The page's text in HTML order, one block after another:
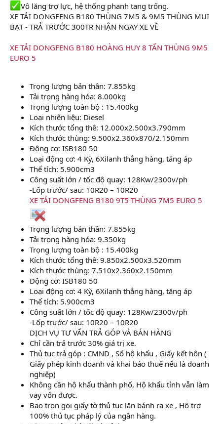
Vô lăng trợ lực, hệ thống phanh tang trống.
XE TẢI DONGFENG B180 THÙNG 7M5 & 9M5 THÙNG MUI
BẠT - TRẢ TRƯỚC 300TR NHẬN NGAY XE VỀ
XE TẢI DONGFENG B180 HOÀNG HUY 8 TẤN THÙNG 9M5
EURO 5
Trọng lượng bản thân: 7.855kg
Tải trọng hàng hóa: 8.000kg
Trọng lượng toàn bộ : 15.400kg
Loại nhiên liệu: Diesel
Kích thước tổng thê: 12.000x2.500x3.790mm
Kích thước thùng: 9.500x2.360x870/2.150mm
Động cơ: ISB180 50
Loại động cơ: 4 Kỳ, 6Xilanh thẳng hàng, tăng áp
Thể tích: 5.900cm3
Công suất lớn / tốc độ quay: 128Kw/2300v/ph
-Lốp trước/ sau: 10R20 – 10R20
XE TẢI DONGFENG B180 9T5 THÙNG 7M5 EURO 5
Trọng lượng bản thân: 7.855kg
Tải trọng hàng hóa: 9.350kg
Trọng lượng toàn bộ : 15.400kg
Kích thước tổng thê: 9.850x2.500x3.520mm
Kích thước thùng: 7.510x2.360x2.150mm
Động cơ: ISB180 50
Loại động cơ: 4 Kỳ, 6Xilanh thẳng hàng, tăng áp
Thể tích: 5.900cm3
Công suất lớn / tốc độ quay: 128Kw/2300v/ph
-Lốp trước/ sau: 10R20 – 10R20
DỊCH VỤ TƯ VẤN TRẢ GÓP VÀ BÁN HÀNG
Chỉ cần trả trước 30% giá trị xe.
Thủ tục trả góp : CMND , Sổ hộ khẩu , Giấy kết hôn (
Giấy phép kinh doanh và khai báo thuế nếu là doanh
nghiệp)
Không cần hộ khẩu thành phố, Hộ khẩu tỉnh vẫn làm
vay vốn được.
Bao trọn goi giấy tờ thủ tục lăn bánh ra xe , Hỗ trợ
100% thủ tục pháp lý của ngân hàng.